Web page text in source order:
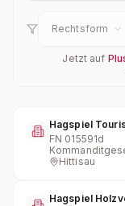
Rechtsform
Jetzt auf
Hagspiel
FN 015591d
Hittisau
Hagspiel